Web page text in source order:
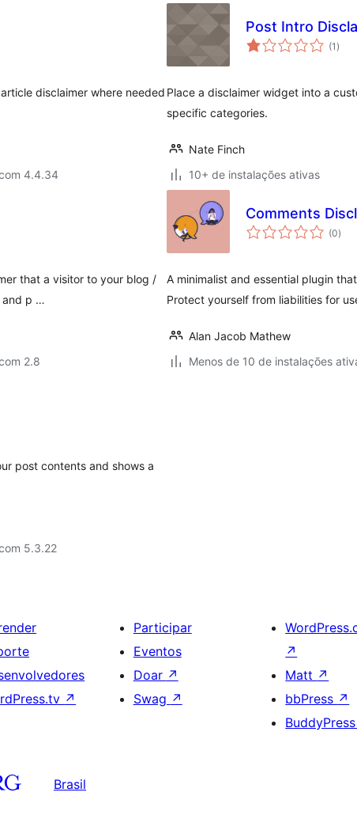
disclaimer where needed
4.4.34
Post Intro
(1 total
de
)
Place a disclaimer widget into a
specific categories.
Nate Finch
10+ de instalações ativas
that a visitor to your blog /
and p …
2.8
Comments
(0total
de
)
A minimalist and essential plugin
Protect yourself from liabilities for
Alan Jacob Mathew
Menos de 10 de instalações
post contents and shows a
5.3.22
↗
Participar
Eventos
Doar ↗
Swag ↗
↗
Matt ↗
bbPress ↗
BuddyPress
Brasil